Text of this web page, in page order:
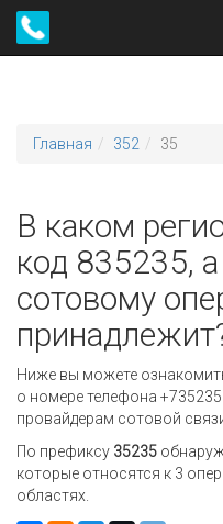
Главная 352 35
В каком
код 835235,
сотовому
Ниже вы можете
о номере телефона
провайдерам сотовой
По префиксу 35235
которые относятся к 3
областях.